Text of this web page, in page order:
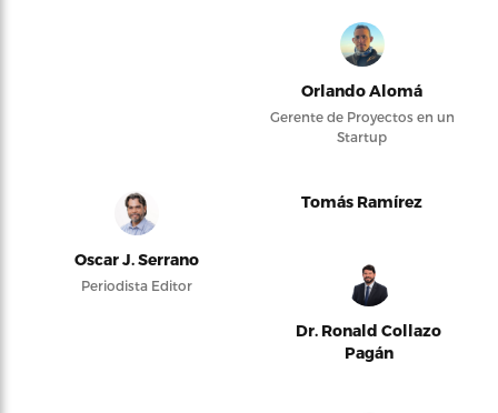
Orlando Alomá
Gerente de Proyectos en un
Startup
Oscar J. Serrano
Periodista Editor
Tomás Ramírez
Dr. Ronald Collazo
Pagán